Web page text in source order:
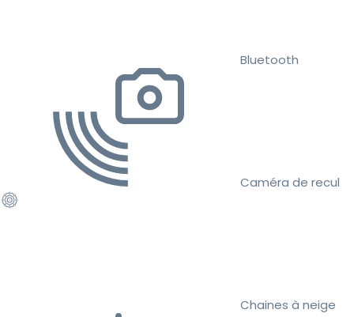
Bluetooth
Caméra de recul
Chaines à neige